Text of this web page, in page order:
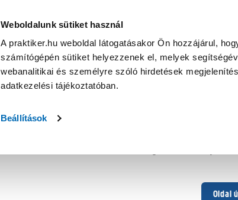
Weboldalunk sütiket használ
A praktiker.hu weboldal látogatásakor Ön hozzájárul,
számítógépén sütiket helyezzenek el, melyek
webanalitikai és személyre szóló hirdetések
adatkezelési tájékoztatóban.
Beállítások
Oldal